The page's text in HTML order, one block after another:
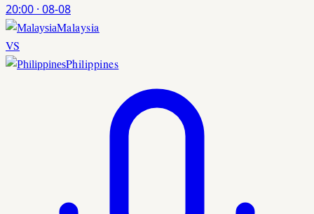
20:00 · 08-08
Malaysia
VS
Philippines